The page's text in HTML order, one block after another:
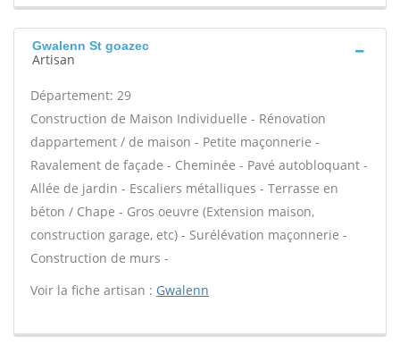
Gwalenn St goazec
Artisan
Département: 29
Construction de Maison Individuelle - Rénovation
dappartement / de maison - Petite maçonnerie -
Ravalement de façade - Cheminée - Pavé autobloquant -
Allée de jardin - Escaliers métalliques - Terrasse en
béton / Chape - Gros oeuvre (Extension maison,
construction garage, etc) - Surélévation maçonnerie -
Construction de murs -
Voir la fiche artisan : Gwalenn